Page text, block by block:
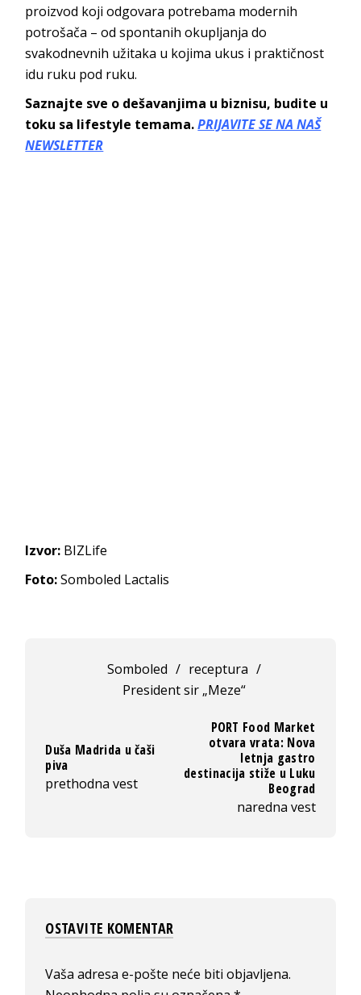
proizvod koji odgovara potrebama modernih
potrošača – od spontanih okupljanja do
svakodnevnih užitaka u kojima ukus i praktičnost
idu ruku pod ruku.
Saznajte sve o dešavanjima u biznisu, budite u
toku sa lifestyle temama.PRIJAVITE SE NA NAŠ
NEWSLETTER
Izvor: BIZLife
Foto:Somboled Lactalis
Somboled / receptura /
President sir „Meze“
Duša Madrida u čaši
piva
prethodna vest
PORT Food Market
otvara vrata: Nova
letnja gastro
destinacija stiže u Luku
Beograd
naredna vest
OSTAVITE KOMENTAR
Vaša adresa e-pošte neće biti objavljena.